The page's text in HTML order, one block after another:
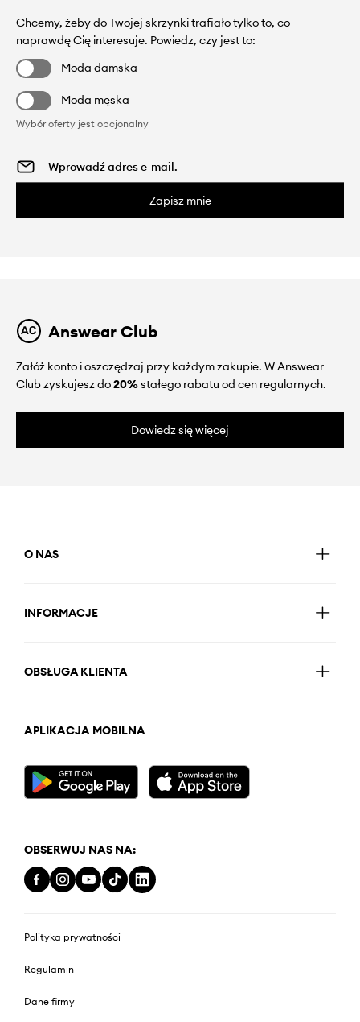
Chcemy, żeby do Twojej skrzynki trafiało tylko to, co
naprawdę Cię interesuje. Powiedz, czy jest to:
Moda damska
Moda męska
Wybór oferty jest opcjonalny
Zapisz mnie
Answear Club
Załóż konto i oszczędzaj przy każdym zakupie. W Answear
Club zyskujesz do20%stałego rabatu od cen regularnych.
Dowiedz się więcej
O NAS
INFORMACJE
OBSŁUGA KLIENTA
APLIKACJA MOBILNA
OBSERWUJ NAS NA:
Polityka prywatności
Regulamin
Dane firmy